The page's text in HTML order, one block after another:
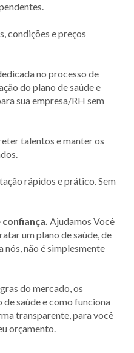
condições e preços
no processo de
do plano de saúde e
sua empresa/RH sem
talentos e manter os
rápidos e prático. Sem
confiança. Ajudamos Você
um plano de saúde, de
nós, não é simplesmente
do mercado, os
de saúde e como funciona
transparente, para você
orçamento.